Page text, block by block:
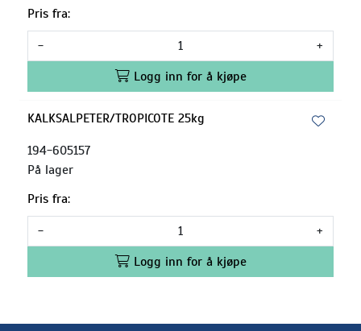
Pris fra:
-
+
Logg inn for å kjøpe
KALKSALPETER/TROPICOTE 25kg
194-605157
På lager
Pris fra:
-
+
Logg inn for å kjøpe